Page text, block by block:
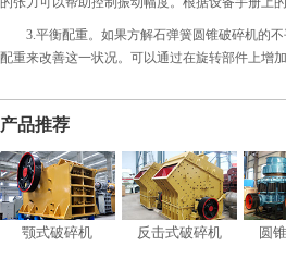
3.平衡配重。如果方解石弹簧圆锥破碎机的不
配重来改善这一状况。可以通过在旋转部件上增
产品推荐
颚式破碎机 反击式破碎机 圆